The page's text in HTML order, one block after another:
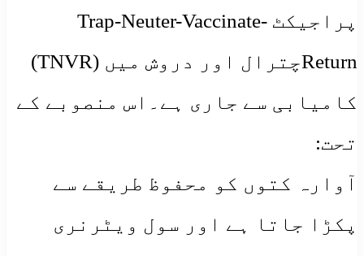
پراجیکٹ Trap-Neuter-Vaccinate-
Returnچترال اور دروش میں (TNVR)
کامیابی سے جاری ہے۔اس منصوبے کے
تحت:
​آوارہ کتوں کو محفوظ طریقے سے
پکڑا جاتا ہے اور سول ویٹرنری